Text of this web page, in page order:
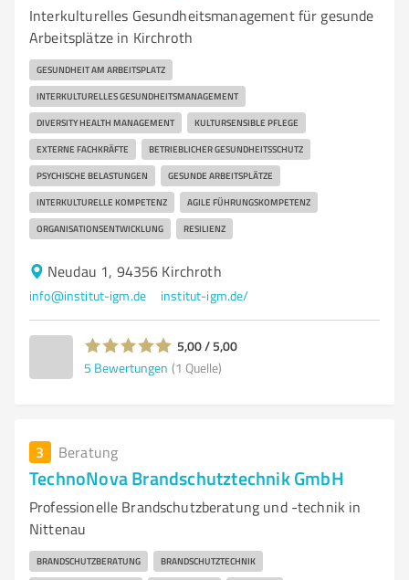
Interkulturelles Gesundheitsmanagement für gesunde
Arbeitsplätze in Kirchroth
GESUNDHEIT AM ARBEITSPLATZ
INTERKULTURELLES GESUNDHEITSMANAGEMENT
DIVERSITY HEALTH MANAGEMENT KULTURSENSIBLE PFLEGE
EXTERNE FACHKRÄFTE BETRIEBLICHER GESUNDHEITSSCHUTZ
PSYCHISCHE BELASTUNGEN GESUNDE ARBEITSPLÄTZE
INTERKULTURELLE KOMPETENZ AGILE FÜHRUNGSKOMPETENZ
ORGANISATIONSENTWICKLUNG RESILIENZ
Neudau 1, 94356 Kirchroth
info@institut-igm.de institut-igm.de/
5,00 / 5,00
5 Bewertungen (1 Quelle)
3 Beratung
TechnoNova Brandschutztechnik GmbH
Professionelle Brandschutzberatung und -technik in
Nittenau
BRANDSCHUTZBERATUNG BRANDSCHUTZTECHNIK